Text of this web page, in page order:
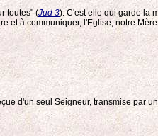
toutes" (Jud 3). C'est elle qui garde la
et à communiquer, l'Eglise, notre
d'un seul Seigneur, transmise par